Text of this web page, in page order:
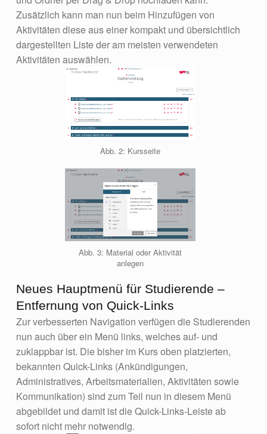
Zusätzlich kann man nun beim Hinzufügen von
Aktivitäten diese aus einer kompakt und übersichtlich
dargestellten Liste der am meisten verwendeten
Aktivitäten auswählen.
Abb. 2: Kursseite
Abb. 3: Material oder Aktivität
anlegen
Neues Hauptmenü für Studierende –
Entfernung von Quick-Links
Zur verbesserten Navigation verfügen die Studierenden
nun auch über ein Menü links, welches auf- und
zuklappbar ist. Die bisher im Kurs oben platzierten,
bekannten Quick-Links (Ankündigungen,
Administratives, Arbeitsmaterialien, Aktivitäten sowie
Kommunikation) sind zum Teil nun in diesem Menü
abgebildet und damit ist die Quick-Links-Leiste ab
sofort nicht mehr notwendig.